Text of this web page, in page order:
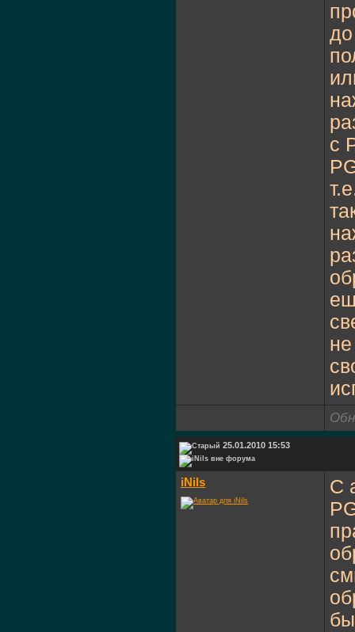
с
25.01.2010 15:53
iNils
С